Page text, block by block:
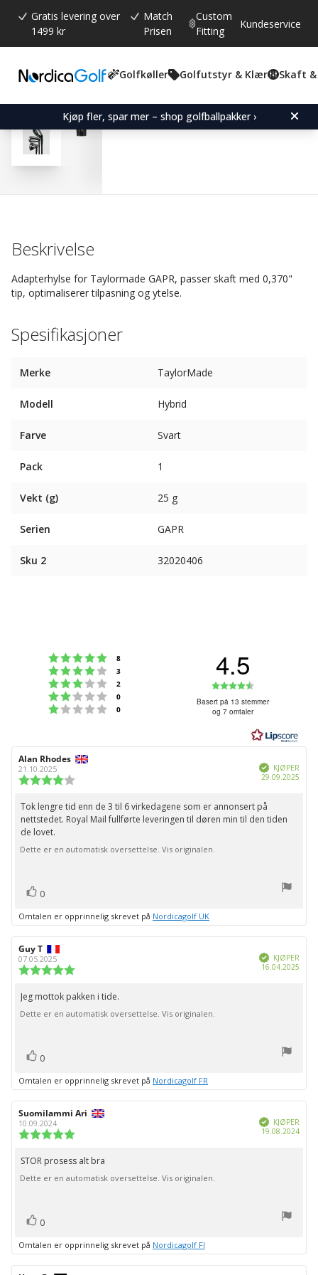
Gratis levering over
1499 kr
Match
Prisen
Custom
Fitting
Kundeservice
Golfkøller Golfutstyr & Klær Skaft &
Kjøp fler, spar mer – shop golfballpakker ›
Gjennomsnittskarakter:
4.5 (stemmer:
13)
Adapter Sleeve for
Beskrivelse
Adapterhylse for Taylormade GAPR, passer skaft med 0,370"
tip, optimaliserer tilpasning og ytelse.
Spesifikasjoner
Merke TaylorMade
Modell Hybrid
Farve Svart
Pack 1
Vekt (g) 25 g
Serien GAPR
Sku 2 32020406
Karakter: 5 av 5 mulige
8
Karakter: 4 av 5 mulige
3
Karakter: 3 av 5 mulige
2
Karakter: 2 av 5 mulige
0
Karakter: 1 av 5 mulige
0
4.5
4.5
5
mulige
Basert på 13 stemmer
og 7 omtaler
Forfatter:
Alan Rhodes
21.10.2025
av
5
mulige
VerifisertKJØPER
29.09.2025
Omtaletekst:
Tok lengre tid enn de 3 til 6 virkedagene som er annonsert på
nettstedet. Royal Mail fullførte leveringen til døren min til den tiden
de lovet.
Dette er en automatisk oversettelse. Vis originalen.
Liker
0
Omtalen er opprinnelig skrevet på Nordicagolf UK
Forfatter:
Guy T
07.05.2025
av
5
mulige
VerifisertKJØPER
16.04.2025
Omtaletekst:
Jeg mottok pakken i tide.
Dette er en automatisk oversettelse. Vis originalen.
Liker
0
Omtalen er opprinnelig skrevet på Nordicagolf FR
Forfatter:
Suomilammi Ari
10.09.2024
av
5
mulige
VerifisertKJØPER
19.08.2024
Omtaletekst:
STOR prosess alt bra
Dette er en automatisk oversettelse. Vis originalen.
Liker
0
Omtalen er opprinnelig skrevet på Nordicagolf FI